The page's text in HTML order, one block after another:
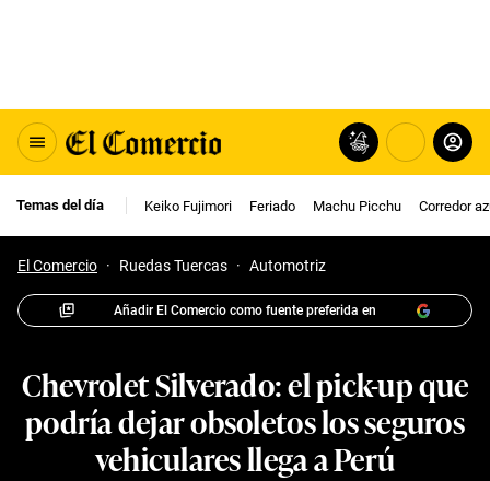
Temas del día Keiko Fujimori Feriado Machu Picchu Corredor
El Comercio · Ruedas Tuercas · Automotriz
Añadir El Comercio como fuente preferida en
Chevrolet Silverado: el pick-up que
podría dejar obsoletos los seguros
vehiculares llega a Perú